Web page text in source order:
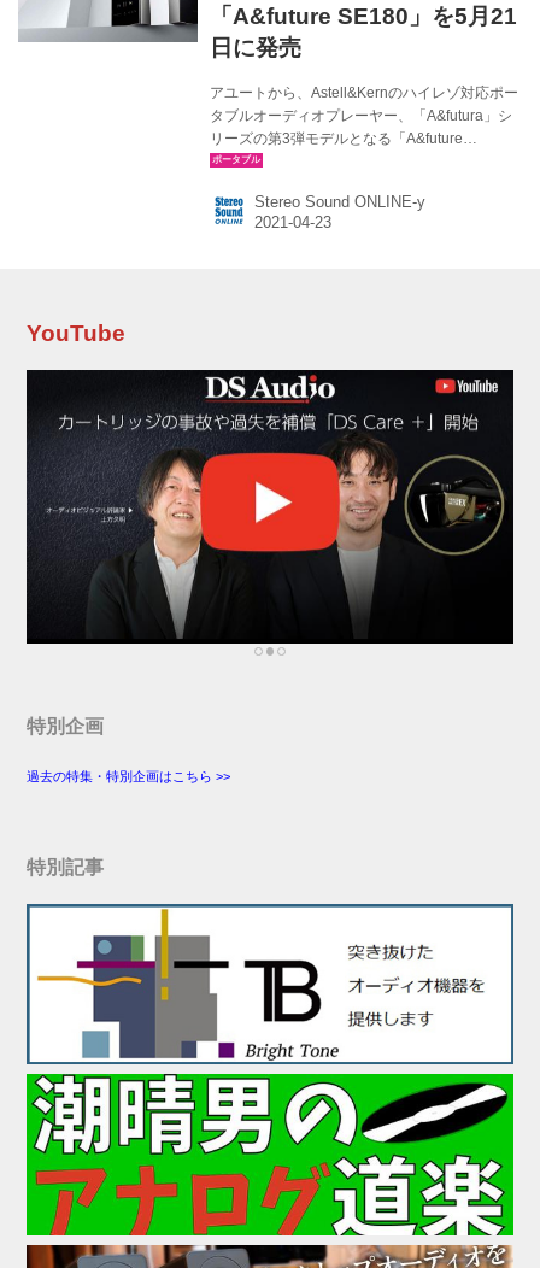
「A&future SE180」を5月21
日に発売
アユートから、Astell&Kernのハイレゾ対応ポー
タブルオーディオプレーヤー、「A&futura」シ
リーズの第3弾モデルとなる「A&future
SE180」が5月21日に発売される。専用DACモ
「A&future SE180 Case」も同日発売となる。
価格（税込）は下記の通り。 ポータブルオーデ
Stereo Sound ONLINE-y
YouTube
特別企画
過去の特集・特別企画はこちら >>
特別記事